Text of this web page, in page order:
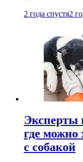
2 года спустя2
Эксперты
где можно
с собакой